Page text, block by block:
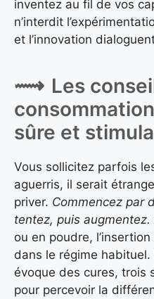
inventez au fil de vos
n’interdit
et l’innovation
Les
sûre et
Vous sollicitez parfois
aguerris, il serait étrange
priver. Commencez par
tentez, puis augmentez.
ou en poudre,
dans le régime
évoque des cures, trois
pour percevoir la